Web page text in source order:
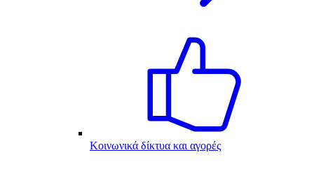
Κοινωνικά δίκτυα και αγορές